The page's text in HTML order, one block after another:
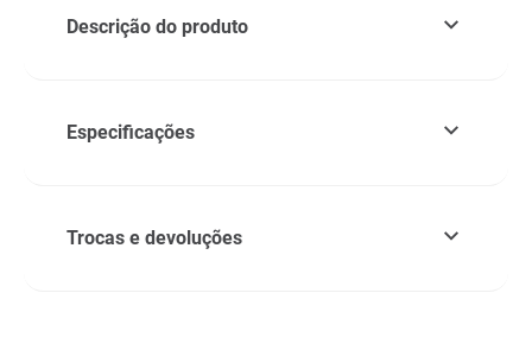
Descrição do produto
Especificações
Trocas e devoluções